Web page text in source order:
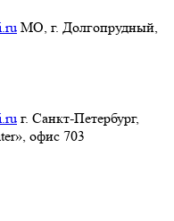
МО, г. Долгопрудный,
г. Санкт-Петербург,
офис 703